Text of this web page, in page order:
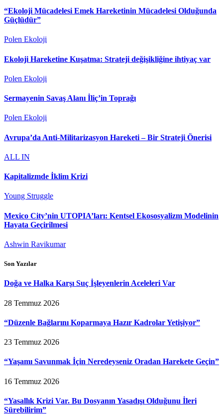
“Ekoloji Mücadelesi Emek Hareketinin Mücadelesi Olduğunda
Güçlüdür”
Polen Ekoloji
Ekoloji Hareketine Kuşatma: Strateji değişikliğine ihtiyaç var
Polen Ekoloji
Sermayenin Savaş Alanı İliç’in Toprağı
Polen Ekoloji
Avrupa’da Anti-Militarizasyon Hareketi – Bir Strateji Önerisi
ALL IN
Kapitalizmde İklim Krizi
Young Struggle
Mexico City’nin UTOPIA’ları: Kentsel Ekososyalizm Modelinin
Hayata Geçirilmesi
Ashwin Ravikumar
Son Yazılar
Doğa ve Halka Karşı Suç İşleyenlerin Aceleleri Var
28 Temmuz 2026
“Düzenle Bağlarını Koparmaya Hazır Kadrolar Yetişiyor”
23 Temmuz 2026
“Yaşamı Savunmak İçin Neredeyseniz Oradan Harekete Geçin”
16 Temmuz 2026
“Yasallık Krizi Var. Bu Dosyanın Yasadışı Olduğunu İleri
Sürebilirim”